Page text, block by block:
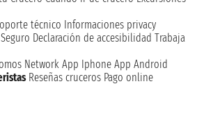
técnico Informaciones privacy
Seguro Declaración de accesibilidad Trabaja
Network App Iphone App Android
Reseñas cruceros Pago online